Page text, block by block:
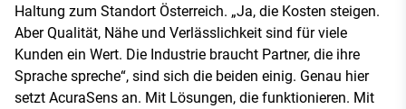
Haltung zum Standort Österreich. „Ja, die Kosten steigen.
Aber Qualität, Nähe und Verlässlichkeit sind für viele
Kunden ein Wert. Die Industrie braucht Partner, die ihre
Sprache spreche“, sind sich die beiden einig. Genau hier
setzt AcuraSens an. Mit Lösungen, die funktionieren. Mit